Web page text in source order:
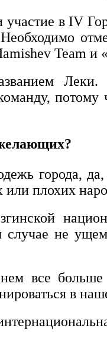
в IV
Team и
города,
или плохих
не
все
в